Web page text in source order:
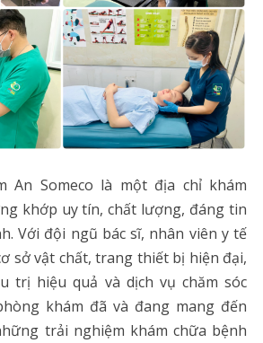
An Someco là một địa chỉ khám
khớp uy tín, chất lượng, đáng tin
Với đội ngũ bác sĩ, nhân viên y tế
sở vật chất, trang thiết bị hiện đại,
trị hiệu quả và dịch vụ chăm sóc
khám đã và đang mang đến
trải nghiệm khám chữa bệnh